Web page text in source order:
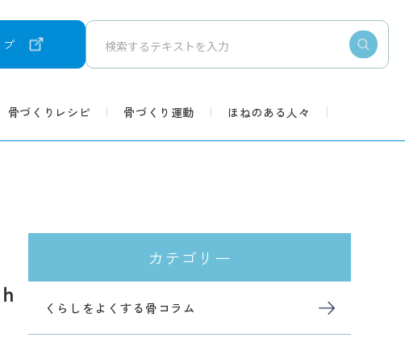
プ
骨づくりレシピ 骨づくり運動 ほねのある人々
カテゴリー
くらしをよくする骨コラム